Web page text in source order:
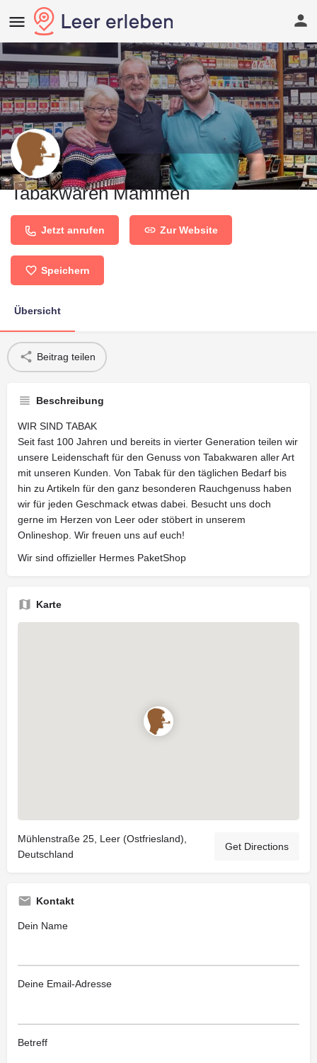
Tabakwaren Mammen
Jetzt anrufen Zur Website
Speichern
Übersicht
Beitrag teilen
Beschreibung
WIR SIND TABAK
Seit fast 100 Jahren und bereits in vierter Generation teilen wir
unsere Leidenschaft für den Genuss von Tabakwaren aller Art
mit unseren Kunden. Von Tabak für den täglichen Bedarf bis
hin zu Artikeln für den ganz besonderen Rauchgenuss haben
wir für jeden Geschmack etwas dabei. Besucht uns doch
gerne im Herzen von Leer oder stöbert in unserem
Onlineshop. Wir freuen uns auf euch!
Wir sind offizieller Hermes PaketShop
Karte
Mühlenstraße 25, Leer (Ostfriesland),
Deutschland
Get Directions
Kontakt
Dein Name
Deine Email-Adresse
Betreff